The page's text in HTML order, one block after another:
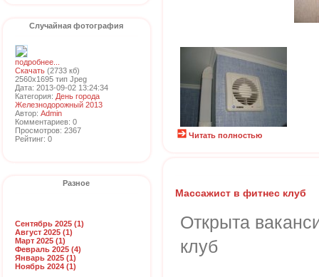
Случайная фотография
подробнее...
Скачать (2733 кб)
2560x1695 тип Jpeg
Дата: 2013-09-02 13:24:34
Категория: День города
Железнодорожный 2013
Автор: Admin
Комментариев: 0
Просмотров: 2367
Рейтинг: 0
Разное
Сентябрь 2025 (1)
Август 2025 (1)
Март 2025 (1)
Февраль 2025 (4)
Январь 2025 (1)
Ноябрь 2024 (1)
Читать полностью
Массажист в фитнес клуб
Открыта
клуб